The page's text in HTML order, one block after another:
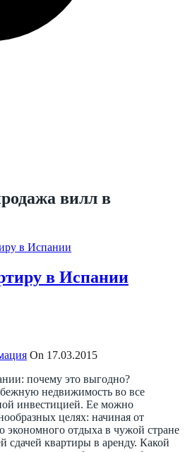
вилл в
в Испании
On 17.03.2015
почему это выгодно?
недвижимость во все
инвестицией. Ее можно
целях: начиная от
экономного отдыха в чужой стране
сдачей квартиры в аренду. Какой